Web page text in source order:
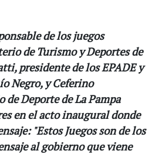
de los juegos
de Turismo y Deportes de
presidente de los EPADE y
Negro, y Ceferino
Deporte de La Pampa
en el acto inaugural donde
"Estos Juegos son de los
al gobierno que viene